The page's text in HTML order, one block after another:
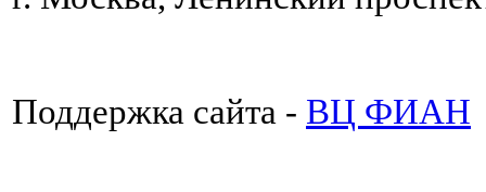
Поддержка сайта - ВЦ ФИАН